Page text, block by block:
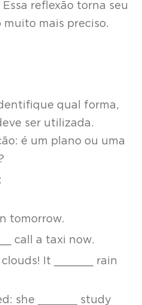
reflexão torna seu
mais preciso.
qual forma,
ser utilizada.
é um plano ou uma
tomorrow.
call a taxi now.
It ______ rain
she ______ study